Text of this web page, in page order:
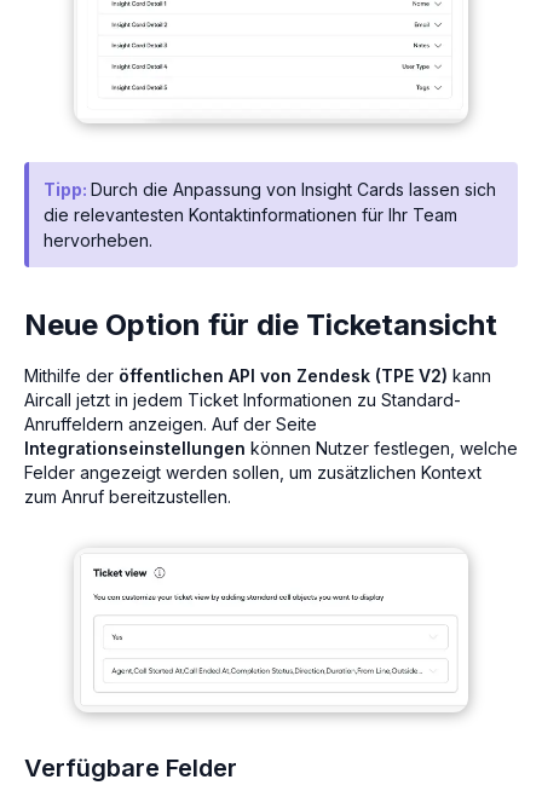
Tipp: Durch die Anpassung von Insight Cards lassen sich
die relevantesten Kontaktinformationen für Ihr Team
hervorheben.
Neue Option für die Ticketansicht
Mithilfe der öffentlichen API von Zendesk (TPE V2) kann
Aircall jetzt in jedem Ticket Informationen zu Standard-
Anruffeldern anzeigen. Auf der Seite
Integrationseinstellungen können Nutzer festlegen, welche
Felder angezeigt werden sollen, um zusätzlichen Kontext
zum Anruf bereitzustellen.
Verfügbare Felder